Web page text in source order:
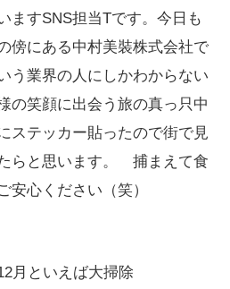
ますSNS担当Tです。今日も
傍にある中村美裝株式会社で
う業界の人にしかわからない
の笑顔に出会う旅の真っ只中
ステッカー貼ったので街で見
らと思います。 捕まえて食
安心ください（笑）
月といえば大掃除